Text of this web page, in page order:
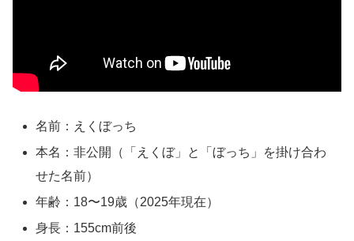
名前：えくぼっち
本名：非公開（「えくぼ」と「ぼっち」を掛け合わ
せた名前）
年齢：18〜19歳（2025年現在）
身長：155cm前後